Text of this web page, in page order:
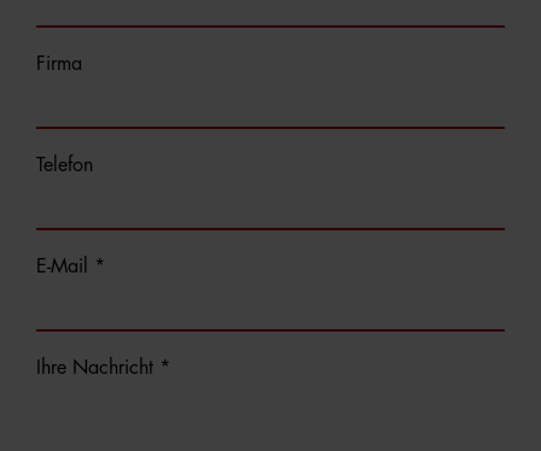
Firma
Telefon
E-Mail *
Ihre Nachricht *